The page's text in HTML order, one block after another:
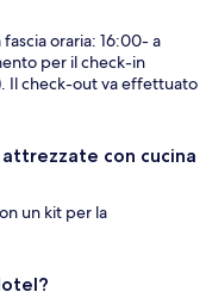
oraria: 16:00- a
per il check-in
Il check-out va effettuato
con cucina
un kit per la